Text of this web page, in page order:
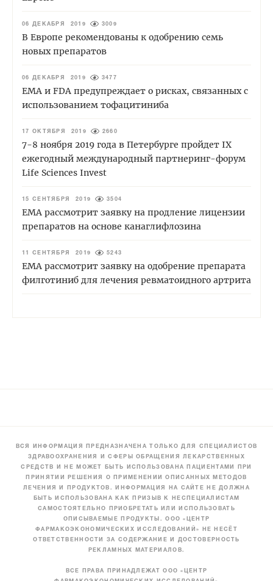
06 ДЕКАБРЯ 2019 3009
В Европе рекомендованы к одобрению семь
новых препаратов
06 ДЕКАБРЯ 2019 3477
ЕМА и FDA предупреждает о рисках, связанных с
использованием тофацитиниба
17 ОКТЯБРЯ 2019 2660
7-8 ноября 2019 года в Петербурге пройдет IX
ежегодный международный партнеринг-форум
Life Sciences Invest
15 СЕНТЯБРЯ 2019 3504
ЕМА рассмотрит заявку на продление лицензии
препаратов на основе канаглифлозина
11 СЕНТЯБРЯ 2019 5243
ЕМА рассмотрит заявку на одобрение препарата
филготиниб для лечения ревматоидного артрита
ВСЯ ИНФОРМАЦИЯ ПРЕДНАЗНАЧЕНА ТОЛЬКО ДЛЯ СПЕЦИАЛИСТОВ
ЗДРАВООХРАНЕНИЯ И СФЕРЫ ОБРАЩЕНИЯ ЛЕКАРСТВЕННЫХ
СРЕДСТВ И НЕ МОЖЕТ БЫТЬ ИСПОЛЬЗОВАНА ПАЦИЕНТАМИ ПРИ
ПРИНЯТИИ РЕШЕНИЯ О ПРИМЕНЕНИИ ОПИСАННЫХ МЕТОДОВ
ЛЕЧЕНИЯ И ПРОДУКТОВ. ИНФОРМАЦИЯ НА САЙТЕ НЕ ДОЛЖНА
БЫТЬ ИСПОЛЬЗОВАНА КАК ПРИЗЫВ К НЕСПЕЦИАЛИСТАМ
САМОСТОЯТЕЛЬНО ПРИОБРЕТАТЬ ИЛИ ИСПОЛЬЗОВАТЬ
ОПИСЫВАЕМЫЕ ПРОДУКТЫ. ООО «ЦЕНТР
ФАРМАКОЭКОНОМИЧЕСКИХ ИССЛЕДОВАНИЙ» НЕ НЕСЁТ
ОТВЕТСТВЕННОСТИ ЗА СОДЕРЖАНИЕ И ДОСТОВЕРНОСТЬ
РЕКЛАМНЫХ МАТЕРИАЛОВ.
ВСЕ ПРАВА ПРИНАДЛЕЖАТ ООО «ЦЕНТР